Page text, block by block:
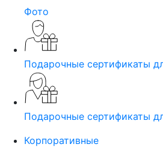
Фото
Подарочные сертификаты
Подарочные сертификаты
Корпоративные